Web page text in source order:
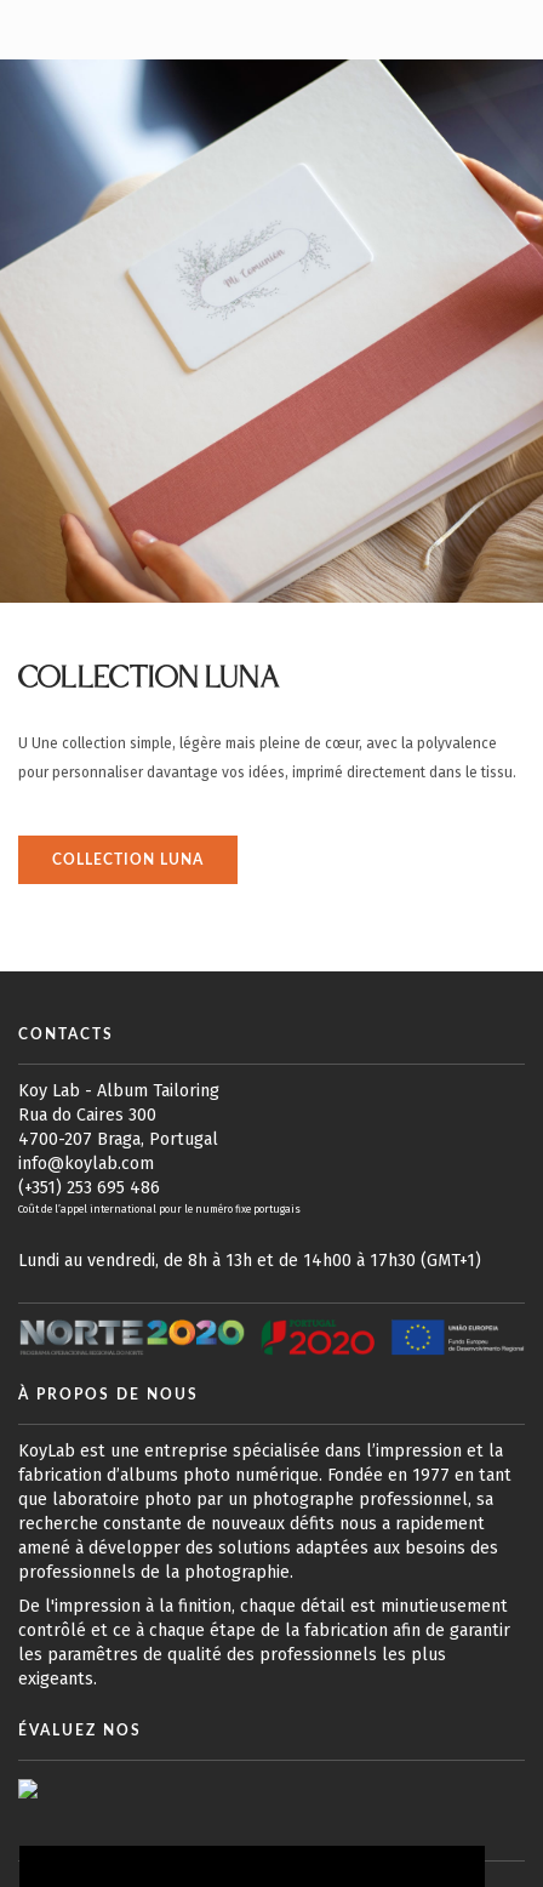
COLLECTION LUNA
U Une collection simple, légère mais pleine de cœur, avec la polyvalence
pour personnaliser davantage vos idées, imprimé directement dans le tissu.
COLLECTION LUNA
CONTACTS
Koy Lab - Album Tailoring
Rua do Caires 300
4700-207 Braga, Portugal
info@koylab.com
(+351) 253 695 486
Coût de l’appel international pour le numéro fixe portugais
Lundi au vendredi, de 8h à 13h et de 14h00 à 17h30 (GMT+1)
À PROPOS DE NOUS
KoyLab est une entreprise spécialisée dans l’impression et la
fabrication d’albums photo numérique. Fondée en 1977 en tant
que laboratoire photo par un photographe professionnel, sa
recherche constante de nouveaux défits nous a rapidement
amené à développer des solutions adaptées aux besoins des
professionnels de la photographie.
De l'impression à la finition, chaque détail est minutieusement
contrôlé et ce à chaque étape de la fabrication afin de garantir
les paramêtres de qualité des professionnels les plus
exigeants.
ÉVALUEZ NOS